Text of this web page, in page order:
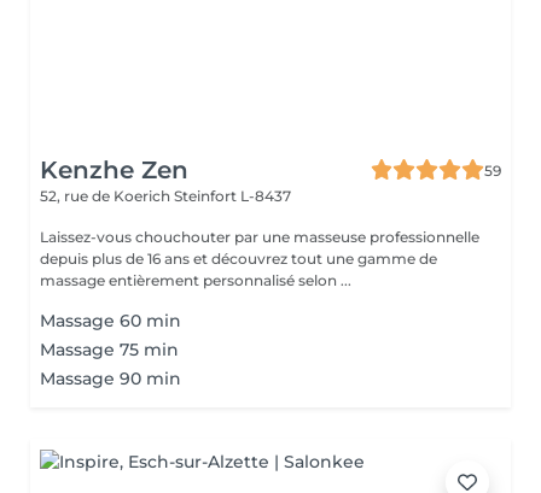
Kenzhe Zen
59
52, rue de Koerich Steinfort L-8437
Laissez-vous chouchouter par une masseuse professionnelle
depuis plus de 16 ans et découvrez tout une gamme de
massage entièrement personnalisé selon ...
Massage 60 min
Massage 75 min
Massage 90 min